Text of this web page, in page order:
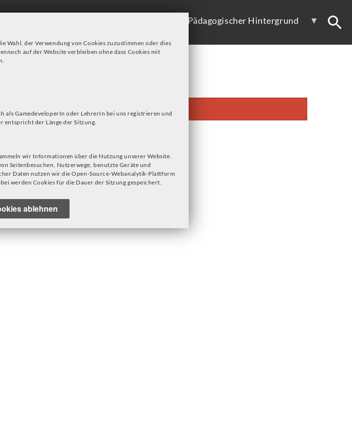
Pädagogischer Hintergrund
Wahl, der Verwendung von Cookies zuzustimmen oder dies
auf der Website verbleiben ohne dass Cookies mit
als GamedeveloperIn oder LehrerIn bei uns registrieren und
entspricht der Länge der Sitzung.
wir Informationen über die Nutzung unserer Website.
Seitenbesuchen, Nutzerwege, benutzte Geräte und
Daten nutzen wir die Open-Source-Webanalytik-Plattform
werden Cookies für die Dauer der Sitzung gespeichert.
ablehnen